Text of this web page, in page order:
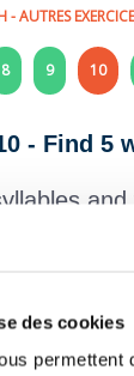
des cookies
permettent
- AUTRES
8 9 10
- Find 5
its